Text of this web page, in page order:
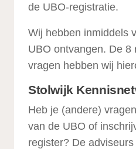
de UBO-registratie.
Wij hebben inmiddels
UBO ontvangen. De 8
vragen hebben wij
Stolwijk
Heb je (andere)
van de UBO of
register? De